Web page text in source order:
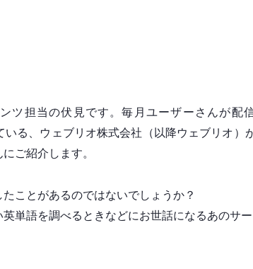
ツ担当の伏見です。毎月ユーザーさんが
いる、ウェブリオ株式会社（以降ウェブリオ
ご紹介します。
ことがあるのではないでしょうか？
単語を調べるときなどにお世話になるあのサー